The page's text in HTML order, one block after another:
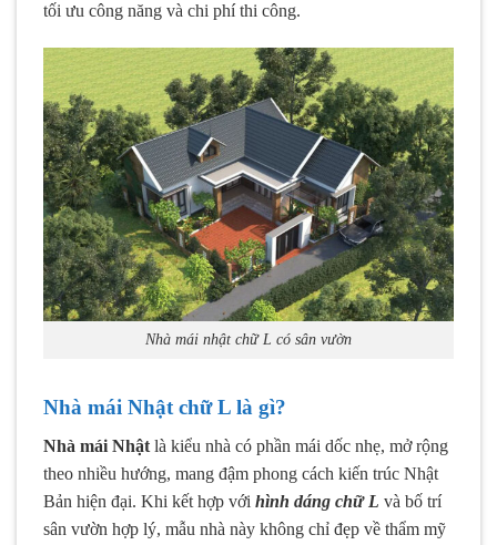
tối ưu công năng và chi phí thi công.
Nhà mái nhật chữ L có sân vườn
Nhà mái Nhật chữ L là gì?
Nhà mái Nhật là kiểu nhà có phần mái dốc nhẹ, mở rộng
theo nhiều hướng, mang đậm phong cách kiến trúc Nhật
Bản hiện đại. Khi kết hợp với hình dáng chữ L và bố trí
sân vườn hợp lý, mẫu nhà này không chỉ đẹp về thẩm mỹ